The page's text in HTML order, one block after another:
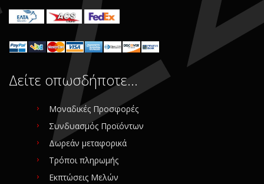
Δείτε οπωσδήποτε…
Μοναδικές Προσφορές
Συνδυασμός Προϊόντων
Δωρεάν μεταφορικά
Τρόποι πληρωμής
Εκπτώσεις Μελών